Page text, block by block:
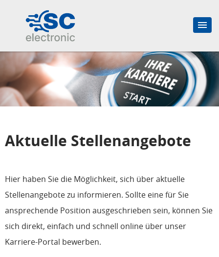
Aktuelle Stellenangebote
Hier haben Sie die Möglichkeit, sich über aktuelle
Stellenangebote zu informieren. Sollte eine für Sie
ansprechende Position ausgeschrieben sein, können Sie
sich direkt, einfach und schnell online über unser
Karriere-Portal bewerben.